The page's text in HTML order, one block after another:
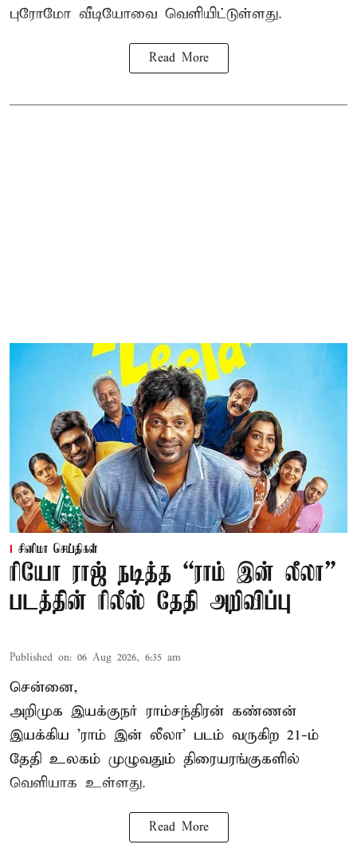
புரோமோ வீடியோவை வெளியிட்டுள்ளது.
Read More
சினிமா செய்திகள்
ரியோ ராஜ் நடித்த “ராம் இன் லீலா”
படத்தின் ரிலீஸ் தேதி அறிவிப்பு
Published on: 06 Aug 2026, 6:35 am
சென்னை,
அறிமுக இயக்குநர் ராம்சந்திரன் கண்ணன்
இயக்கிய 'ராம் இன் லீலா' படம் வருகிற 21-ம்
தேதி உலகம் முழுவதும் திரையரங்குகளில்
வெளியாக உள்ளது.
Read More